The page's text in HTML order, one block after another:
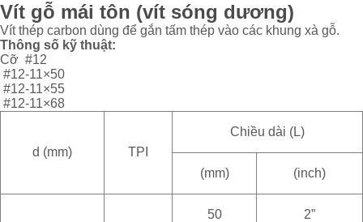
Vít gỗ mái tôn (vít sóng dương)
Vít thép carbon dùng để gắn tấm thép vào các khung xà gỗ.
Thông số kỹ thuật:
Cỡ #12
#12-11×50
#12-11×55
#12-11×68
d (mm) TPI
Chiều dài (L)
(mm) (inch)
50 2”